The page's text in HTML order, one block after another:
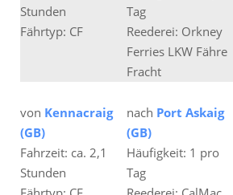
Stunden
Tag
Fährtyp: CF
Reederei: Orkney
Ferries LKW Fähre
Fracht
von Kennacraig
(GB)
nach Port Askaig
(GB)
Fahrzeit: ca. 2,1
Stunden
Häufigkeit: 1 pro
Tag